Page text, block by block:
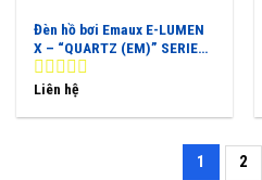
Đèn hồ bơi Emaux E-LUMEN
X – “QUARTZ (EM)” SERIES
GREY, BLUE, TRANSPARENT
0
Liên hệ
1 2